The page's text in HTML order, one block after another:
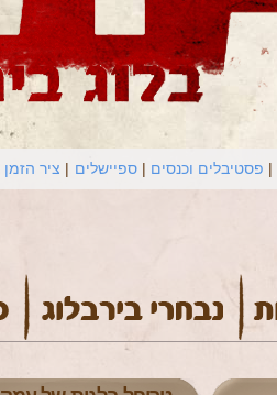
פסטיבלים וכנסים ספיישלים ציר הזמן